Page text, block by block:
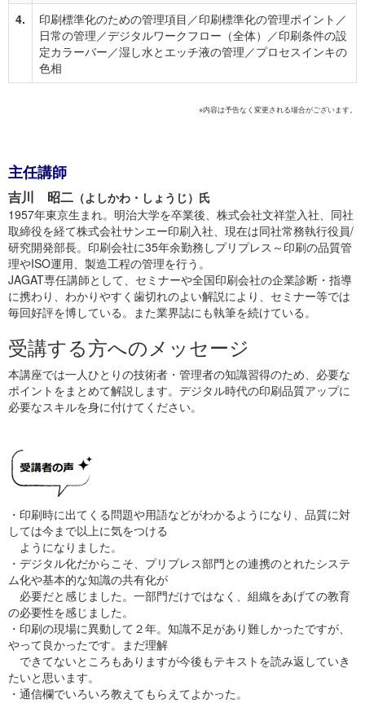
4.
印刷標準化のための管理項目／印刷標準化の管理ポイント／
日常の管理／デジタルワークフロー（全体）／印刷条件の設
定カラーバー／湿し水とエッチ液の管理／プロセスインキの
色相
※内容は予告なく変更される場合がございます。
主任講師
吉川 昭二 （よしかわ・しょうじ）氏
1957年東京生まれ。明治大学を卒業後、株式会社文祥堂入社、同社
取締役を経て株式会社サンエー印刷入社、現在は同社常務執行役員/
研究開発部長。印刷会社に35年余勤務しプリプレス～印刷の品質管
理やISO運用、製造工程の管理を行う。
JAGAT専任講師として、セミナーや全国印刷会社の企業診断・指導
に携わり、わかりやすく歯切れのよい解説により、セミナー等では
毎回好評を博している。また業界誌にも執筆を続けている。
受講する方へのメッセージ
本講座では一人ひとりの技術者・管理者の知識習得のため、必要な
ポイントをまとめて解説します。デジタル時代の印刷品質アップに
必要なスキルを身に付けてください。
・印刷時に出てくる問題や用語などがわかるようになり、品質に対
しては今まで以上に気をつける
ようになりました。
・デジタル化だからこそ、プリプレス部門との連携のとれたシステ
ム化や基本的な知識の共有化が
必要だと感じました。一部門だけではなく、組織をあげての教育
の必要性を感じました。
・印刷の現場に異動して２年。知識不足があり難しかったですが、
やって良かったです。まだ理解
できてないところもありますが今後もテキストを読み返していき
たいと思います。
・通信欄でいろいろ教えてもらえてよかった。